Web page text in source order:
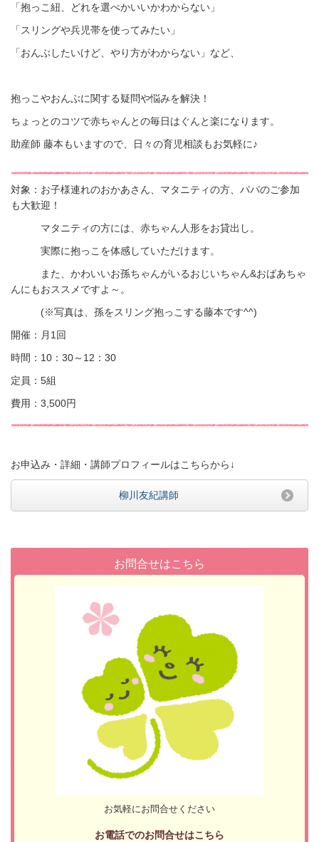
「抱っこ紐、どれを選べかいいかわからない」
「スリングや兵児帯を使ってみたい」
「おんぶしたいけど、やり方がわからない」など、
抱っこやおんぶに関する疑問や悩みを解決！
ちょっとのコツで赤ちゃんとの毎日はぐんと楽になります。
助産師 藤本もいますので、日々の育児相談もお気軽に♪
対象：お子様連れのおかあさん、マタニティの方、パパのご参加
も大歓迎！
マタニティの方には、赤ちゃん人形をお貸出し。
実際に抱っこを体感していただけます。
また、かわいいお孫ちゃんがいるおじいちゃん&おばあちゃ
んにもおススメですよ～。
(※写真は、孫をスリング抱っこする藤本です^^)
開催：月1回
時間：10：30～12：30
定員：5組
費用：3,500円
お申込み・詳細・講師プロフィールはこちらから↓
柳川友紀講師
お問合せはこちら
お気軽にお問合せください
お電話でのお問合せはこちら